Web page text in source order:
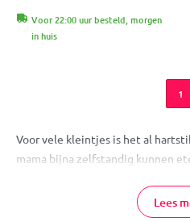
Voor 22:00 uur besteld, morgen
in huis
1
Voor vele kleintjes is het al
mama bijna zelfstandig kunnen
ontworpen met kleine
Lees